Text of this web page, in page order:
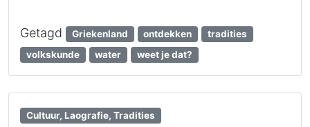
Getagd Griekenland ontdekken
tradities
volkskunde
water weet je dat?
Cultuur, Laografie, Tradities